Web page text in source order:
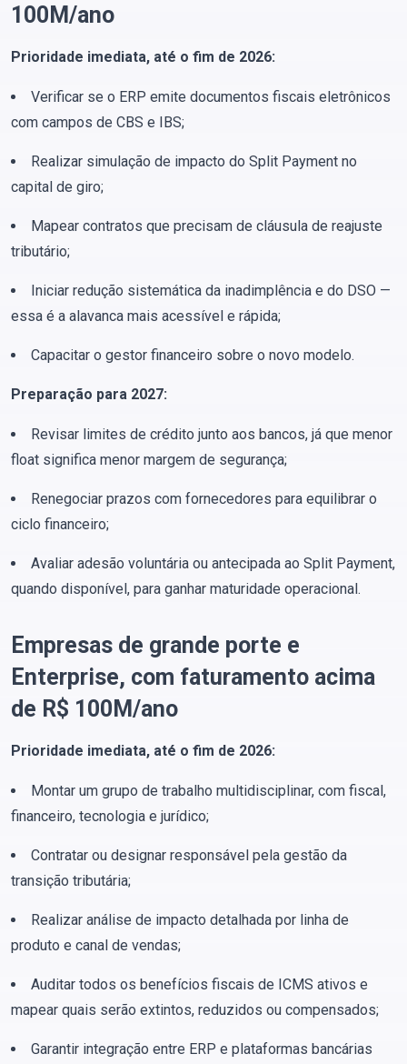
100M/ano
Prioridade imediata, até o fim de 2026:
Verificar se o ERP emite documentos fiscais eletrônicos
com campos de CBS e IBS;
Realizar simulação de impacto do Split Payment no
capital de giro;
Mapear contratos que precisam de cláusula de reajuste
tributário;
Iniciar redução sistemática da inadimplência e do DSO —
essa é a alavanca mais acessível e rápida;
Capacitar o gestor financeiro sobre o novo modelo.
Preparação para 2027:
Revisar limites de crédito junto aos bancos, já que menor
float significa menor margem de segurança;
Renegociar prazos com fornecedores para equilibrar o
ciclo financeiro;
Avaliar adesão voluntária ou antecipada ao Split Payment,
quando disponível, para ganhar maturidade operacional.
Empresas de grande porte e
Enterprise, com faturamento acima
de R$ 100M/ano
Prioridade imediata, até o fim de 2026:
Montar um grupo de trabalho multidisciplinar, com fiscal,
financeiro, tecnologia e jurídico;
Contratar ou designar responsável pela gestão da
transição tributária;
Realizar análise de impacto detalhada por linha de
produto e canal de vendas;
Auditar todos os benefícios fiscais de ICMS ativos e
mapear quais serão extintos, reduzidos ou compensados;
Garantir integração entre ERP e plataformas bancárias